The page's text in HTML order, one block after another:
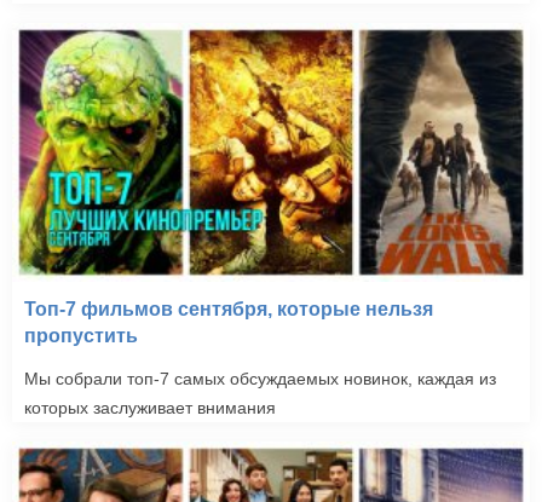
Топ-7 фильмов сентября, которые нельзя
пропустить
Мы собрали топ-7 самых обсуждаемых новинок, каждая из
которых заслуживает внимания